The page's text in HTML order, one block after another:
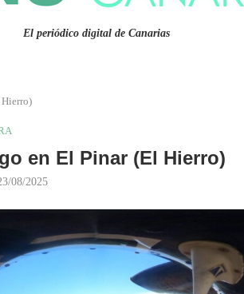
El periódico digital de Canarias
en El Pinar (El Hierro)
08/2025